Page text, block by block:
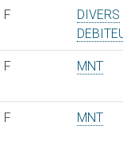
F
DIVERS
F MNT
F MNT